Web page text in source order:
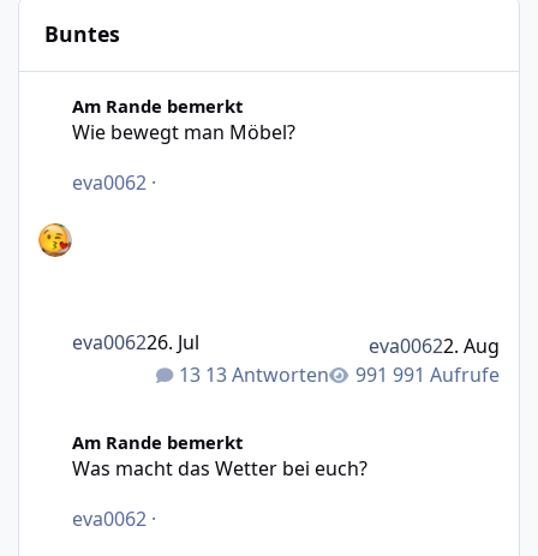
Buntes
Am Rande bemerkt
Wie bewegt man Möbel?
eva0062 ·
13 Antworten 991 Aufrufe
eva006226. Jul eva00622. Aug
Am Rande bemerkt
Was macht das Wetter bei euch?
eva0062 ·